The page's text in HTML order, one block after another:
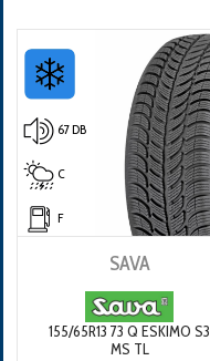
67 DB
C
F
SAVA
155/65R13 73 Q ESKIMO S3
MS TL